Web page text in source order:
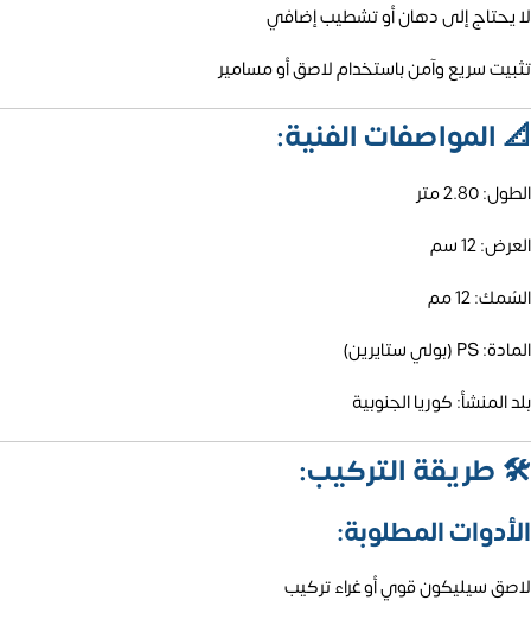
لا يحتاج إلى دهان أو تشطيب إضافي
تثبيت سريع وآمن باستخدام لاصق أو مسامير
📐 المواصفات الفنية:
الطول: 2.80 متر
العرض: 12 سم
السُمك: 12 مم
المادة: PS (بولي ستايرين)
بلد المنشأ: كوريا الجنوبية
🛠️ طريقة التركيب:
الأدوات المطلوبة:
لاصق سيليكون قوي أو غراء تركيب